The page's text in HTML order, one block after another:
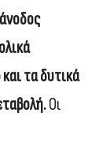
τα δυτικά
Οι